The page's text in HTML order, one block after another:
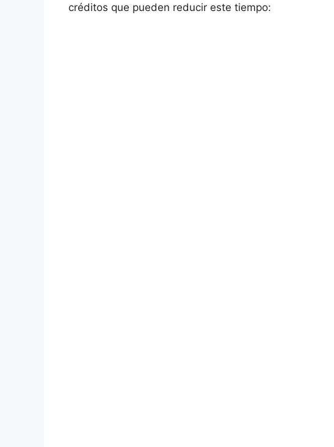
créditos que pueden reducir este tiempo: